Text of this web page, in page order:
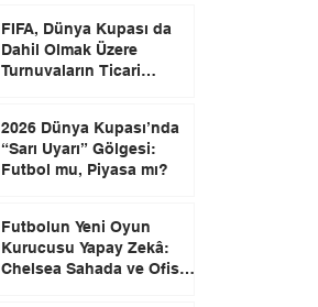
FIFA, Dünya Kupası da
Dahil Olmak Üzere
Turnuvaların Ticari
2026 Dünya Kupası’nda
“Sarı Uyarı” Gölgesi:
Futbol mu, Piyasa mı?
Futbolun Yeni Oyun
Kurucusu Yapay Zekâ:
Chelsea Sahada ve Ofiste